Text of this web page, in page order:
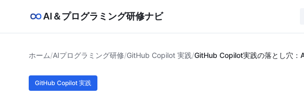
AI＆プログラミング研修ナビ
ホーム/AIプログラミング研修/GitHub Copilot 実践/GitHub Copilot実践の落とし穴：
GitHub Copilot 実践